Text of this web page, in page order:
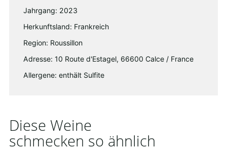
Jahrgang: 2023
Herkunftsland: Frankreich
Region: Roussillon
Adresse: 10 Route d'Estagel, 66600 Calce / France
Allergene: enthält Sulfite
Diese Weine
schmecken so ähnlich